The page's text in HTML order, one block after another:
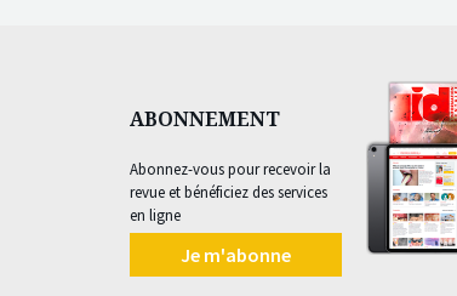
ABONNEMENT
Abonnez-vous pour recevoir la
revue et bénéficiez des services
en ligne
Je m'abonne